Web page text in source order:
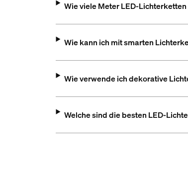
Wie viele Meter LED-
Wie kann ich mit smarten
Wie verwende ich dekorative
Welche sind die besten LED-